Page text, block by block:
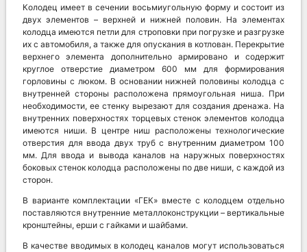
Колодец имеет в сечении восьмиугольную форму и состоит из
двух элементов – верхней и нижней половин. На элементах
колодца имеются петли для строповки при погрузке и разгрузке
их с автомобиля, а также для опускания в котлован. Перекрытие
верхнего элемента дополнительно армировано и содержит
круглое отверстие диаметром 600 мм для формирования
горловины с люком. В основании нижней половины колодца с
внутренней стороны расположена прямоугольная ниша. При
необходимости, ее стенку вырезают для создания дренажа. На
внутренних поверхностях торцевых стенок элементов колодца
имеются ниши. В центре ниш расположены технологические
отверстия для ввода двух труб с внутренним диаметром 100
мм. Для ввода и вывода каналов на наружных поверхностях
боковых стенок колодца расположены по две ниши, с каждой из
сторон.
В варианте комплектации «ГЕК» вместе с колодцем отдельно
поставляются внутренние металлоконструкции – вертикальные
кронштейны, ерши с гайками и шайбами.
В качестве вводимых в колодец каналов могут использоваться